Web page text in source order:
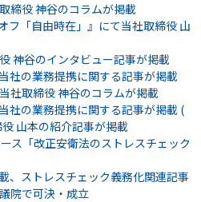
締役 神谷のコラムが掲載
フ「自由時在」』にて当社取締役 山
神谷のインタビュー記事が掲載
社の業務提携に関する記事が掲載
社取締役 神谷のコラムが掲載
社の業務提携に関する記事が掲載 (
山本の紹介記事が掲載
ス「改正安衛法のストレスチェック
、ストレスチェック義務化関連記事
院で可決・成立